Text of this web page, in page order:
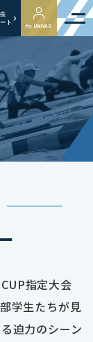
ト
My UNIVAS
指定大会
学生たちが見
迫力のシーン